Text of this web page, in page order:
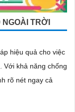
TRỜI
hiệu quả cho việc
rõ nét ngay cả